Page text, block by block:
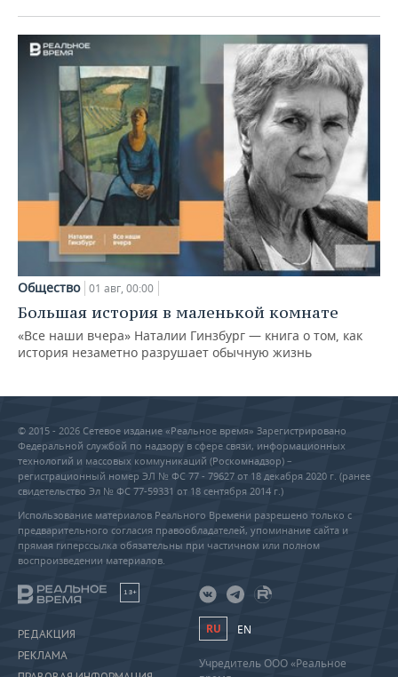
Общество 01 авг, 00:00
Большая история в маленькой комнате
«Все наши вчера» Наталии Гинзбург — книга о том, как
история незаметно разрушает обычную жизнь
© 2015 - 2026 Сетевое издание «Реальное время» Зарегистрировано
Федеральной службой по надзору в сфере связи, информационных
технологий и массовых коммуникаций (Роскомнадзор) –
регистрационный номер ЭЛ № ФС 77 - 79627 от 18 декабря 2020 г. (ранее
свидетельство Эл № ФС 77-59331 от 18 сентября 2014 г.)
Использование материалов Реального Времени разрешено только с
предварительного согласия правообладателей, упоминание сайта и
прямая гиперссылка обязательны при частичном или полном
воспроизведении материалов.
18+
РЕДАКЦИЯ
РЕКЛАМА
RU EN
Учредитель ООО «Реальное